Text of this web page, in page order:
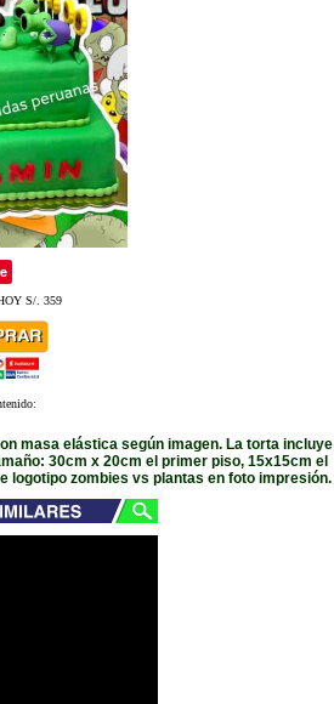
S/. 359
masa elástica según imagen. La torta incluye
30cm x 20cm el primer piso, 15x15cm el
logotipo zombies vs plantas en foto impresión.